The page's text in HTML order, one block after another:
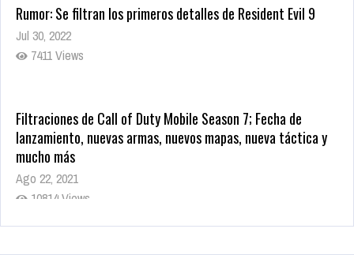
Rumor: Se filtran los primeros detalles de Resident Evil 9
Jul 30, 2022
7411 Views
Filtraciones de Call of Duty Mobile Season 7; Fecha de
lanzamiento, nuevas armas, nuevos mapas, nueva táctica y
mucho más
Ago 22, 2021
10814 Views
La configuración de Call of Duty 2021 aparentemente ya fue